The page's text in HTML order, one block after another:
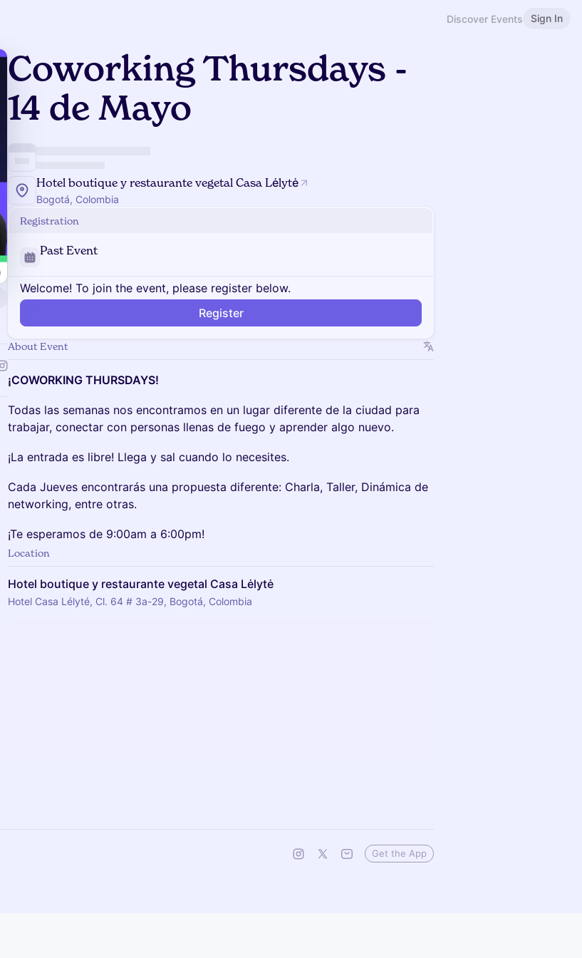
Discover Events Sign In
Coworking Thursdays -
14 de Mayo
Hotel boutique y restaurante vegetal Casa Lėlytė
Bogotá, Colombia
Registration
Past Event
Welcome! To join the event, please register below.
Register
About Event
¡COWORKING THURSDAYS!
Todas las semanas nos encontramos en un lugar diferente de la ciudad para
trabajar, conectar con personas llenas de fuego y aprender algo nuevo.
¡La entrada es libre! Llega y sal cuando lo necesites.
Cada Jueves encontrarás una propuesta diferente: Charla, Taller, Dinámica de
networking, entre otras.
¡Te esperamos de 9:00am a 6:00pm!
Location
Hotel boutique y restaurante vegetal Casa Lėlytė
Hotel Casa Lélyté, Cl. 64 # 3a-29, Bogotá, Colombia
Get the App